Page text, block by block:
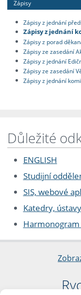
Zápisy
Zápisy z jednání
Zápisy z jednání
Zápisy z porad
Zápisy ze zasedání
Zápisy z jednání
Zápisy ze zasedání
Zápisy z jednání
Důležité
ENGLISH
Studijní
SIS, webové
Katedry,